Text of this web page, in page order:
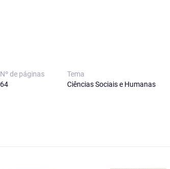
Nº de páginas
64
Tema
Ciências Sociais e Humanas